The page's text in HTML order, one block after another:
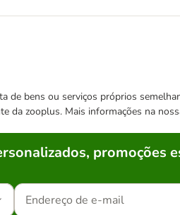
bens ou serviços próprios
da zooplus. Mais informações na
promoções